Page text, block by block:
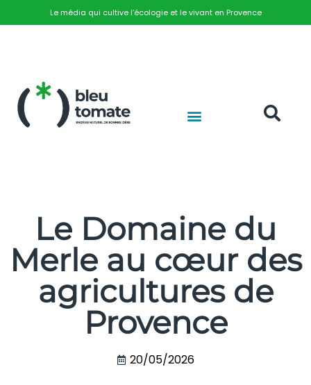
Le média qui cultive l’écologie et le vivant en Provence
Le Domaine du
Merle au cœur des
agricultures de
Provence
20/05/2026